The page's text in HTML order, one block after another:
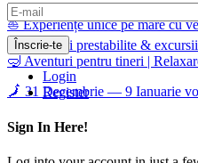
⛵ Experiențe unice pe mare cu
📅 Călătorii prestabilite &
🤿 Aventuri pentru tineri |
🗾 31 Decembrie — 9 Ianuarie
Login
Register
Sign In Here!